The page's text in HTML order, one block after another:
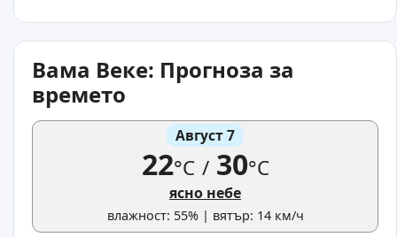
Вама Веке: Прогноза за
времето
Август 7
22°C /30°C
ясно небе
влажност: 55% | вятър: 14 км/ч